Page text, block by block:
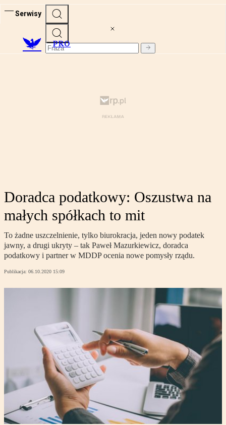
Serwisy
PRO
Doradca podatkowy: Oszustwa na
małych spółkach to mit
To żadne uszczelnienie, tylko biurokracja, jeden nowy podatek
jawny, a drugi ukryty – tak Paweł Mazurkiewicz, doradca
podatkowy i partner w MDDP ocenia nowe pomysły rządu.
Publikacja: 06.10.2020 15:09